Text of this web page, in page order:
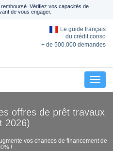
Vérifiez vos capacités de
de vous engager.
Le guide français
du crédit conso
+ de 500.000 demandes
offres de prêt travaux
2026)
vos chances de financement de
!